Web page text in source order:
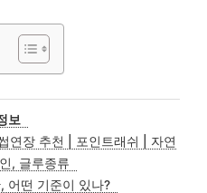
보
연장 추천 | 포인트래쉬 | 자연
, 글루종류
어떤 기준이 있나?